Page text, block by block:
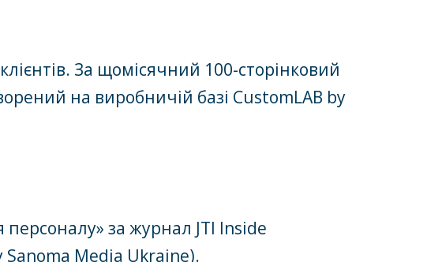
За щомісячний 100-сторінковий
на виробничій базі CustomLAB by
за журнал JTI Inside
Sanoma Media Ukraine).